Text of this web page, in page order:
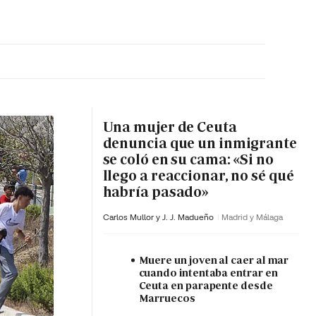
Una mujer de Ceuta
denuncia que un inmigrante
se coló en su cama: «Si no
llego a reaccionar, no sé qué
habría pasado»
Carlos Mullor y J. J. Madueño Madrid y Málaga
Muere un joven al caer al mar
cuando intentaba entrar en
Ceuta en parapente desde
Marruecos